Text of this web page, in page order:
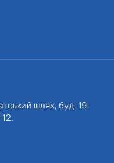
шлях, буд. 19,